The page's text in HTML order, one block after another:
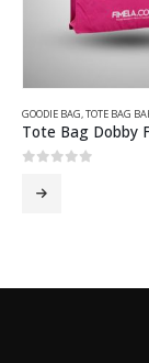
GOODIE BAG,TOTE BAG